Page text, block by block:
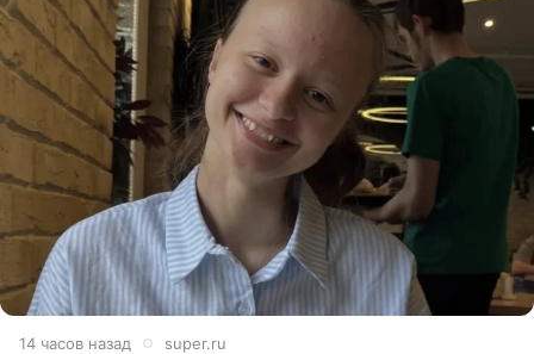
14 часов назад super.ru